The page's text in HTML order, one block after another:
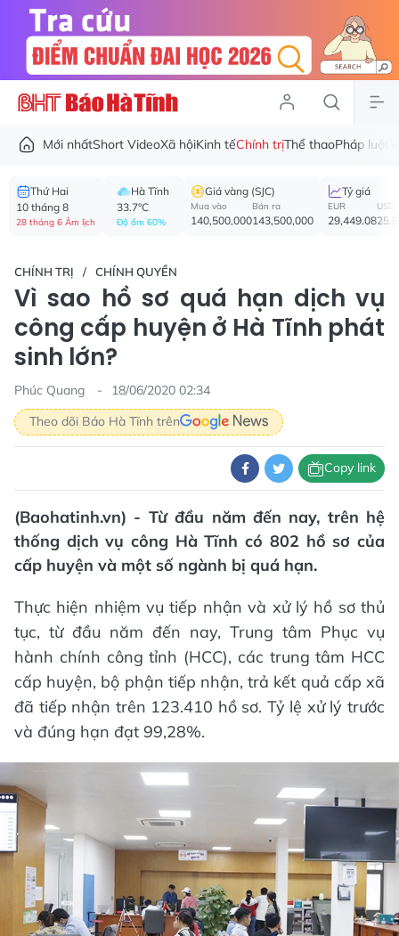
Mới nhấtShort VideoXã hộiKinh tếChính trịThể thaoPháp luật
Thứ Hai
10 tháng 8
28 tháng 6 Âm lịch
Hà Tĩnh
33.7°C
Độ ẩm 60%
Giá vàng (SJC)
Mua vào
140,500,000
Bán ra
143,500,000
Tỷ giá
EUR
29,449.08
USD
CHÍNH TRỊ CHÍNH QUYỀN
Vì sao hồ sơ quá hạn dịch vụ
công cấp huyện ở Hà Tĩnh phát
sinh lớn?
Phúc Quang
18/06/2020 02:34
Theo dõi Báo Hà Tĩnh trên
Copy link
(Baohatinh.vn) - Từ đầu năm đến nay, trên hệ
thống dịch vụ công Hà Tĩnh có 802 hồ sơ của
cấp huyện và một số ngành bị quá hạn.
Thực hiện nhiệm vụ tiếp nhận và xử lý hồ sơ thủ
tục, từ đầu năm đến nay, Trung tâm Phục vụ
hành chính công tỉnh (HCC), các trung tâm HCC
cấp huyện, bộ phận tiếp nhận, trả kết quả cấp xã
đã tiếp nhận trên 123.410 hồ sơ. Tỷ lệ xử lý trước
và đúng hạn đạt 99,28%.